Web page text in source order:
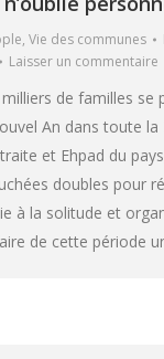
, Vie des communes
Laisser un commentaire
de familles se
An dans toute la
et Ehpad du
doubles pour
à la solitude et
de cette période